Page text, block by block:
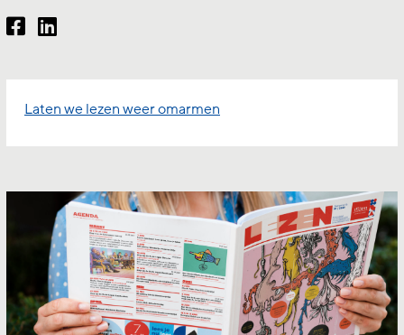
Laten we lezen weer omarmen